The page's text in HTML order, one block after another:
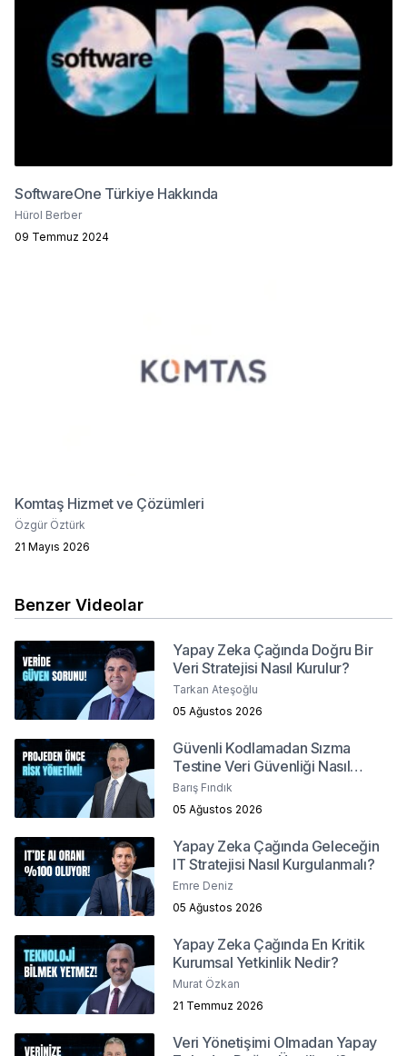
SoftwareOne Türkiye Hakkında
Hürol Berber
09 Temmuz 2024
Komtaş Hizmet ve Çözümleri
Özgür Öztürk
21 Mayıs 2026
Benzer Videolar
Yapay Zeka Çağında Doğru Bir
Veri Stratejisi Nasıl Kurulur?
Tarkan Ateşoğlu
05 Ağustos 2026
Güvenli Kodlamadan Sızma
Testine Veri Güvenliği Nasıl
Sağlanır?
Barış Fındık
05 Ağustos 2026
Yapay Zeka Çağında Geleceğin
IT Stratejisi Nasıl Kurgulanmalı?
Emre Deniz
05 Ağustos 2026
Yapay Zeka Çağında En Kritik
Kurumsal Yetkinlik Nedir?
Murat Özkan
21 Temmuz 2026
Veri Yönetişimi Olmadan Yapay